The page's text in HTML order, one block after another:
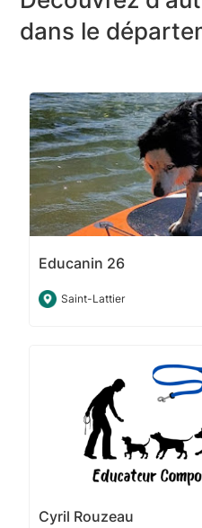
dans le
Educanin 26
Saint-Lattier
Cyril Rouzeau